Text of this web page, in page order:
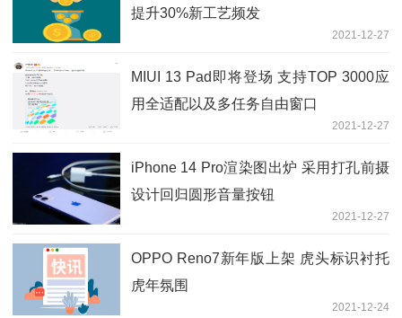
提升30%新工艺频发
2021-12-27
MIUI 13 Pad即将登场 支持TOP 3000应
用全适配以及多任务自由窗口
2021-12-27
iPhone 14 Pro渲染图出炉 采用打孔前摄
设计回归圆形音量按钮
2021-12-27
OPPO Reno7新年版上架 虎头标识衬托
虎年氛围
2021-12-24